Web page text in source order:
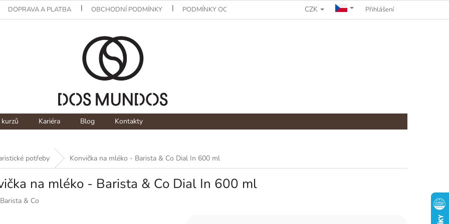
DOPRAVA A PLATBA OBCHODNÍ PODMÍNKY PODMÍNKY OCHRANY OSOBNÍCH ÚDAJŮ REKLAMAČNÍ ŘÁD
CZK Přihlášení
kurzů Kariéra Blog Kontakty
potřeby Konvička na mléko - Barista & Co Dial In 600 ml
na mléko - Barista & Co Dial In 600 ml
Barista & Co